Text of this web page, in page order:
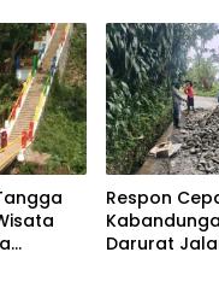
Respon
Darurat